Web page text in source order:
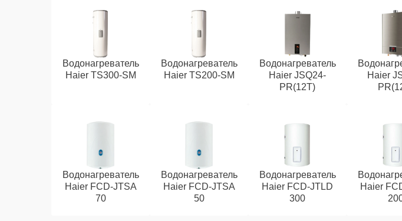
Водонагреватель
Haier TS300-SM
Водонагреватель
Haier TS200-SM
Водонагреватель
Haier JSQ24-
PR(12T)
Haier
Водонагреватель
Haier FCD-JTSA
70
Водонагреватель
Haier FCD-JTSA
50
Водонагреватель
Haier FCD-JTLD
300
Haier